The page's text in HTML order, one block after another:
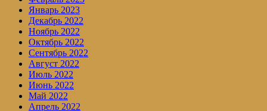
Январь 2023
Декабрь 2022
Ноябрь 2022
Октябрь 2022
Сентябрь 2022
Август 2022
Июль 2022
Июнь 2022
Май 2022
Апрель 2022